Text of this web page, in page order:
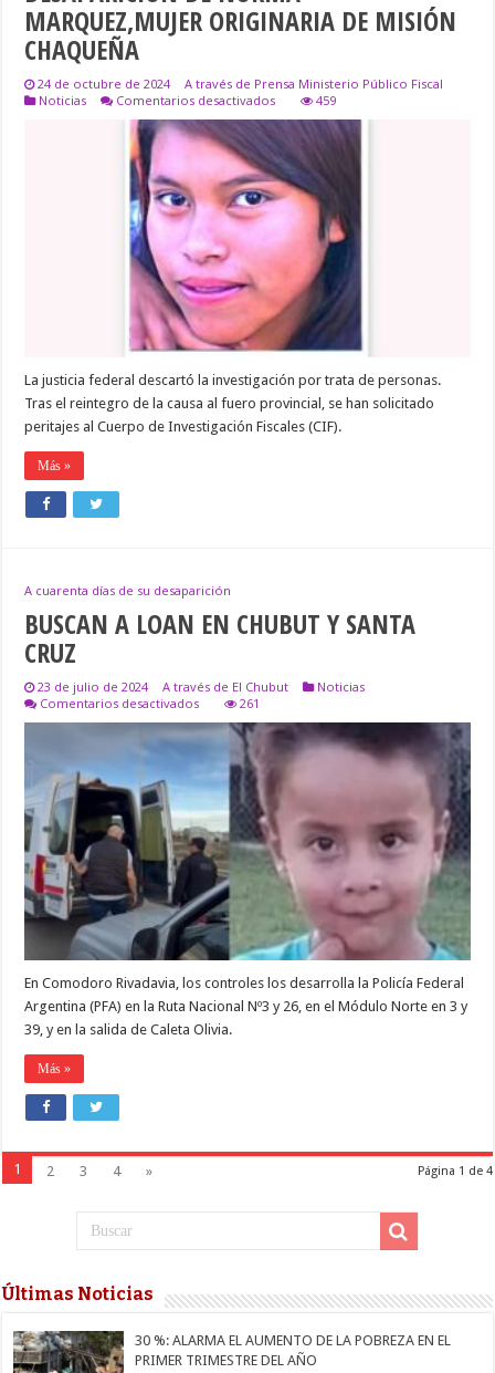
MARQUEZ,MUJER ORIGINARIA DE MISIÓN
CHAQUEÑA
24 de octubre de 2024
A través de Prensa Ministerio Público Fiscal
Noticias
Comentarios desactivadosen
REANUDAN
INVESTIGACIÓN
POR
LA
DESAPARICIÓN
NORMA
MARQUEZ,MUJER
ORIGINARIA
MISIÓN
CHAQUEÑA
459
La justicia federal descartó la investigación por trata de personas.
Tras el reintegro de la causa al fuero provincial, se han solicitado
peritajes al Cuerpo de Investigación Fiscales (CIF).
Más »
A cuarenta días de su desaparición
BUSCAN A LOAN EN CHUBUT Y SANTA
CRUZ
23 de julio de 2024 A través de El Chubut
Noticias
Comentarios desactivadosen
BUSCAN
CHUBUT
SANTA
CRUZ
261
En Comodoro Rivadavia, los controles los desarrolla la Policía Federal
Argentina (PFA) en la Ruta Nacional Nº3 y 26, en el Módulo Norte en 3 y
39, y en la salida de Caleta Olivia.
Más »
Página 1 de 4
1 2 3 4 »
Últimas Noticias
30 %: ALARMA EL AUMENTO DE LA POBREZA EN EL
PRIMER TRIMESTRE DEL AÑO